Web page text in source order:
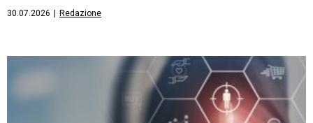
30.07.2026 Redazione